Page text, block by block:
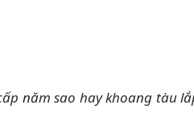
năm sao hay khoang tàu